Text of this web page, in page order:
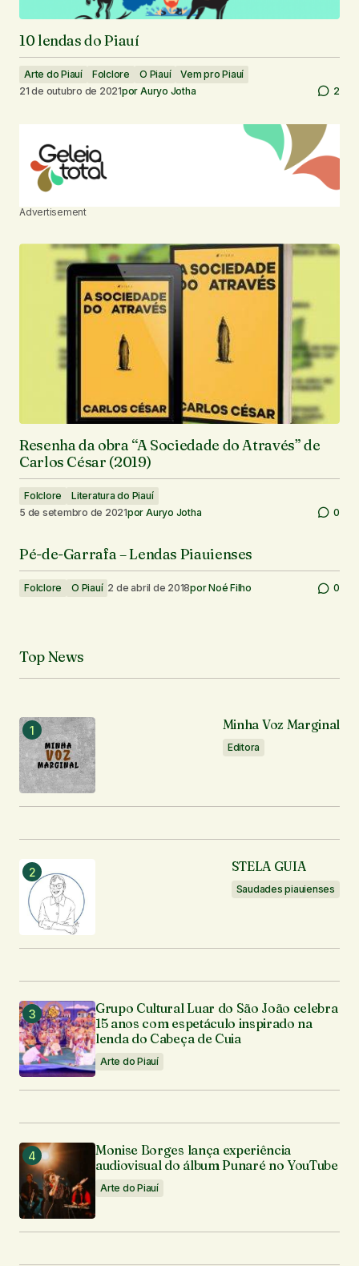
10 lendas do Piauí
Arte do Piauí Folclore O Piauí
Vem pro Piauí
21 de outubro de 2021por Auryo Jotha 2
Advertisement
Resenha da obra “A Sociedade do Através” de
Carlos César (2019)
Folclore
Literatura do Piauí
5 de setembro de 2021por Auryo Jotha 0
Pé-de-Garrafa – Lendas Piauienses
Folclore O Piauí 2 de abril de 2018porNoé Filho 0
Top News
Minha Voz Marginal
Editora
STELA GUIA
Saudades piauienses
Grupo Cultural Luar do São João celebra
15 anos com espetáculo inspirado na
lenda do Cabeça de Cuia
Arte do Piauí
Monise Borges lança experiência
audiovisual do álbum Punaré no YouTube
Arte do Piauí